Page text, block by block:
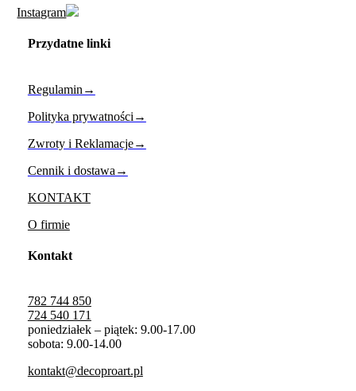
Instagram
Przydatne linki
Regulamin→
Polityka prywatności→
Zwroty i Reklamacje→
Cennik i dostawa→
KONTAKT
O firmie
Kontakt
782 744 850
724 540 171
poniedziałek – piątek: 9.00-17.00
sobota: 9.00-14.00
kontakt@decoproart.pl